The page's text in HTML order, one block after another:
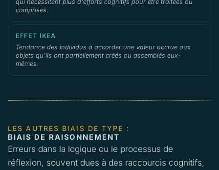
qui nécessitent plus d'efforts cognitifs pour être traitées ou
comprises.
EFFET IKEA
Tendance des individus à accorder une valeur accrue aux
objets qu'ils ont partiellement créés ou assemblés eux-
mêmes.
LES AUTRES BIAIS DE TYPE :
BIAIS DE RAISONNEMENT
Erreurs dans la logique ou le processus de
réflexion, souvent dues à des raccourcis cognitifs,